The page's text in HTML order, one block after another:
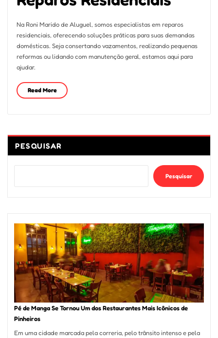
Na Roni Marido de Aluguel, somos especialistas em reparos
residenciais, oferecendo soluções práticas para suas demandas
domésticas. Seja consertando vazamentos, realizando pequenas
reformas ou lidando com manutenção geral, estamos aqui para
ajudar.
Read More
PESQUISAR
Pesquisar
Pé de Manga Se Tornou Um dos Restaurantes Mais Icônicos de
Pinheiros
Em uma cidade marcada pela correria, pelo trânsito intenso e pela